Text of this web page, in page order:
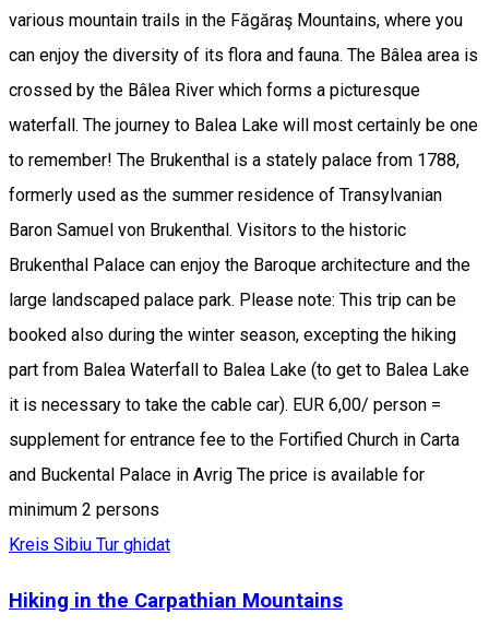
various mountain trails in the Făgăraş Mountains, where you
can enjoy the diversity of its flora and fauna. The Bâlea area is
crossed by the Bâlea River which forms a picturesque
waterfall. The journey to Balea Lake will most certainly be one
to remember! The Brukenthal is a stately palace from 1788,
formerly used as the summer residence of Transylvanian
Baron Samuel von Brukenthal. Visitors to the historic
Brukenthal Palace can enjoy the Baroque architecture and the
large landscaped palace park. Please note: This trip can be
booked also during the winter season, excepting the hiking
part from Balea Waterfall to Balea Lake (to get to Balea Lake
it is necessary to take the cable car). EUR 6,00/ person =
supplement for entrance fee to the Fortified Church in Carta
and Buckental Palace in Avrig The price is available for
minimum 2 persons
Kreis Sibiu Tur ghidat
Hiking in the Carpathian Mountains